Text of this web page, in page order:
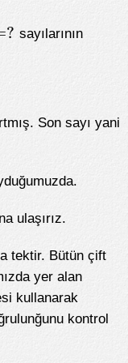
? sayılarının
Son sayı yani
ulaşırız.
tektir. Bütün çift
yer alan
kullanarak
kontrol